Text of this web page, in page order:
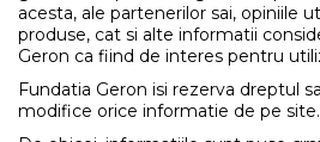
acesta, ale partenerilor sai, opiniile
produse, cat si alte informatii
Geron ca fiind de interes pentru
Fundatia Geron isi rezerva dreptul
modifice orice informatie de pe site.